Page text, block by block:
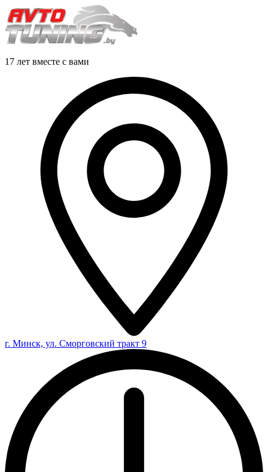
17 лет вместе с вами
г. Минск, ул. Сморговский тракт 9